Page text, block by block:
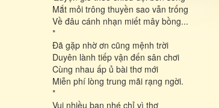
Mắt mỏi trông thuyền sao vẫn trống
Về đâu cánh nhạn miết mây bồng...
*
Đã gặp nhờ ơn cũng mệnh trời
Duyên lành tiếp vận đến sân chơi
Cùng nhau ấp ủ bài thơ mới
Miễn phí lòng trung mãi rạng ngời.
*
Vui nhiều bạn nhé chỉ vì thơ